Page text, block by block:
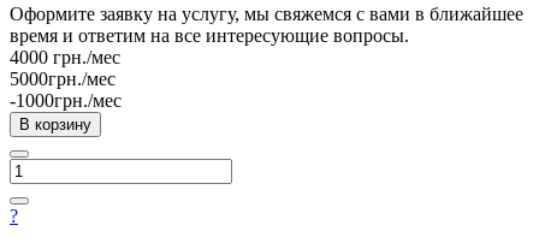
Оформите заявку на услугу, мы свяжемся с вами в ближайшее
время и ответим на все интересующие вопросы.
4000 грн./мес
5000грн./мес
-1000грн./мес
В корзину
?